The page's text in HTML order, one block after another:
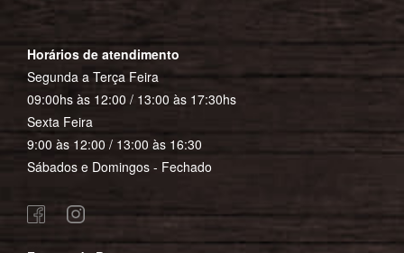
Horários de atendimento
Segunda a Terça Feira
09:00hs às 12:00 / 13:00 às 17:30hs
Sexta Feira
9:00 às 12:00 / 13:00 às 16:30
Sábados e Domingos - Fechado